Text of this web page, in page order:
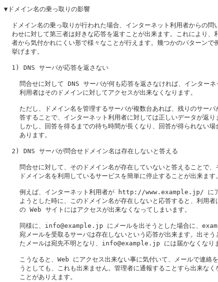
▼ドメイン名の乗っ取りの影響
ドメイン名の乗っ取りが行われた場合、インターネット利用者からの問
わせに対して第三者は好きな応答を返すことが出来ます。これにより、
者から気付かれにくい形で様々なことが行えます。幾つかのパターンで
  挙げます。
  1) DNS サーバが応答を返さない
問合せに対して DNS サーバが何も応答を返さなければ、インターネ
    利用者はそのドメインに対してアクセスが出来なくなります。
ただし、ドメイン名を管理するサーバが複数台あれば、残りのサーバ
答することで、インターネット利用者に対しては正しいデータが返り
しかし、回答を得るまでの待ち時間が長くなり、回答が得られない場
    あります。
  2) DNS サーバが問合せドメイン名は存在しないと答える
問合せに対して、そのドメイン名が存在していないと答えることで、
ドメイン名を利用しているサービスを簡単に停止することが出来ます
例えば、インターネット利用者が http://www.example.jp/ に
ようとした時に、このドメイン名が存在しないと応答すると、利用者
    の Web サイトにはアクセスが出来なくなってしまいます。
同様に、info@example.jp にメールを出そうとした場合に、
宛メールを受取るサーバは存在しないという応答が出来ます。出そう
たメールは宛先不明となり、info@example.jp には届かなくなり
こうなると、Web にアクセス出来ない事に気付いて、メールで連絡
うとしても、これも出来ません。管理者に通報することすら出来なく
    ことがありえます。